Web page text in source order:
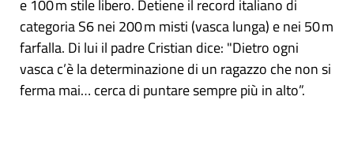
e 100 m stile libero. Detiene il record italiano di
categoria S6 nei 200 m misti (vasca lunga) e nei 50 m
farfalla. Di lui il padre Cristian dice: "Dietro ogni
vasca c’è la determinazione di un ragazzo che non si
ferma mai… cerca di puntare sempre più in alto”.